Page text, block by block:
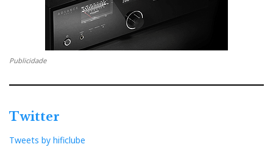
Vimeo, sendo que a segunda em HD 4K tem melhor
qualidade de imagem em full screen. Enjoy. And
comment...
Publicidade
Twitter
Tweets by hificlube